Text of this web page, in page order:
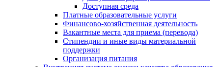
Доступная среда
Платные образовательные услуги
Финансово-хозяйственная деятельность
Вакантные места для приема (перевода)
Стипендии и иные виды материальной
поддержки
Организация питания